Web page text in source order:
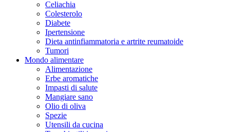
Celiachia
Colesterolo
Diabete
Ipertensione
Dieta antinfiammatoria e artrite reumatoide
Tumori
Mondo alimentare
Alimentazione
Erbe aromatiche
Impasti di salute
Mangiare sano
Olio di oliva
Spezie
Utensili da cucina